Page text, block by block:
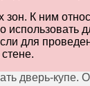
зон. К ним
для
дверь-